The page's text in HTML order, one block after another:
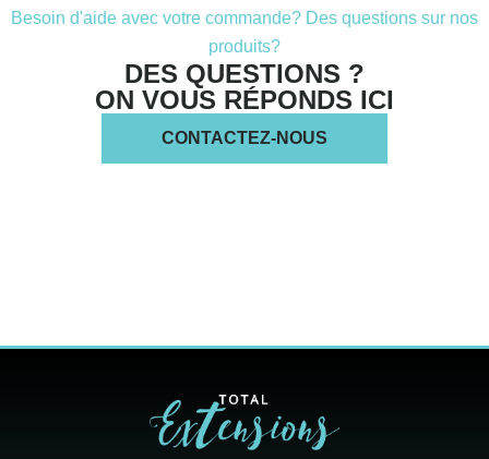
Besoin d'aide avec votre commande? Des questions sur nos
produits?
DES QUESTIONS ?
ON VOUS RÉPONDS ICI
CONTACTEZ-NOUS